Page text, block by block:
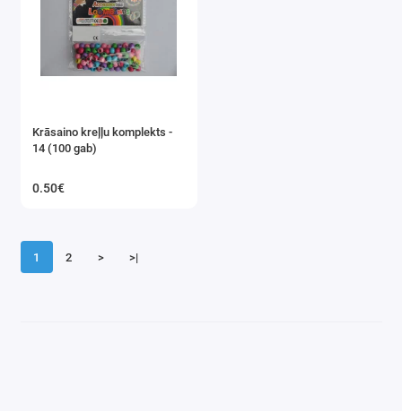
Krāsaino kreļļu komplekts -
14 (100 gab)
0.50€
1 2 > >|